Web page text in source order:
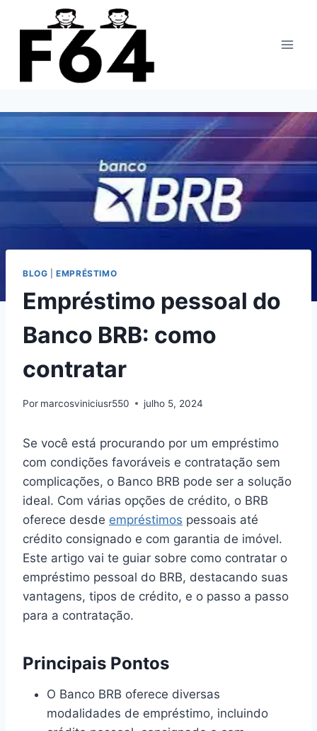
para
BLOG |EMPRÉSTIMO
Empréstimo pessoal do
Banco BRB: como
contratar
Por marcosviniciusr550 julho 5, 2024
Se você está procurando por um empréstimo
com condições favoráveis e contratação sem
complicações, o Banco BRB pode ser a solução
ideal. Com várias opções de crédito, o BRB
oferece desde empréstimos pessoais até
crédito consignado e com garantia de imóvel.
Este artigo vai te guiar sobre como contratar o
empréstimo pessoal do BRB, destacando suas
vantagens, tipos de crédito, e o passo a passo
para a contratação.
Principais Pontos
O Banco BRB oferece diversas
modalidades de empréstimo, incluindo